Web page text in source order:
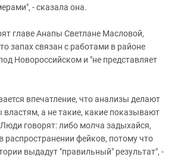
- сказала она.
главе Анапы Светлане Масловой,
запах связан с работами в районе
Новороссийском и "не представляет
впечатление, что анализы делают
властям, а не такие, какие показывают
говорят: либо молча задыхайся,
распространении фейков, потому что
выдадут "правильный" результат", -